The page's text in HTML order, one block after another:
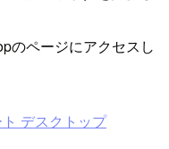
のページにアクセスし
デスクトップ